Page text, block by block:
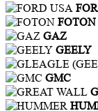
FOTON
GAZ
GEELY
GMC